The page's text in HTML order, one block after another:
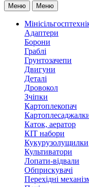
Меню Меню
Адаптери
Борони
Граблі
Грунтозачепи
Двигуни
Деталі
Дровокол
Зчіпки
Картоплекопач
Каток, аератор
КІТ набори
Кукурузолущилки
Культиватори
Лопати-відвали
Обприскувачі
Перехідні